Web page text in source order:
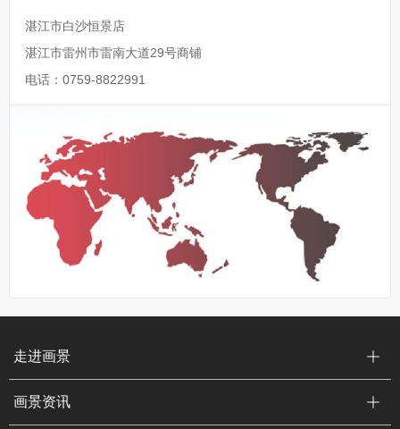
湛江市白沙恒景店
湛江市雷州市雷南大道29号商铺
电话：0759-8822991
走进画景
画景资讯